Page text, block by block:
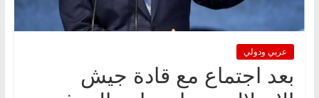
عربي ودولي
بعد اجتماع مع قادة جيش